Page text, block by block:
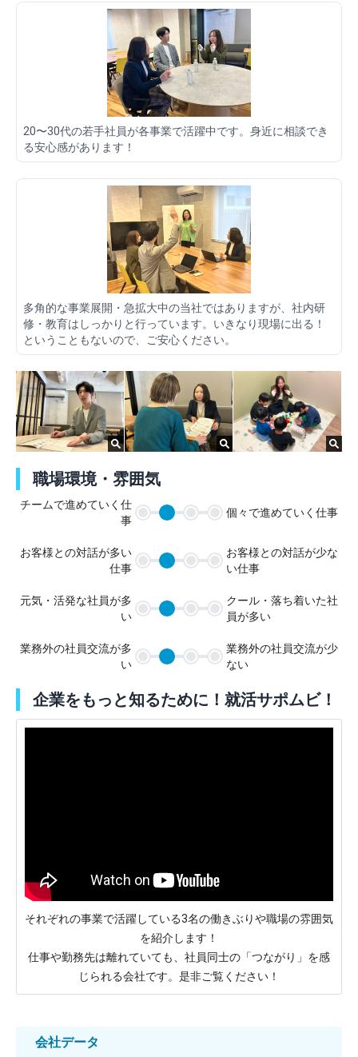
20〜30代の若手社員が各事業で活躍中です。身近に相談でき
る安心感があります！
多角的な事業展開・急拡大中の当社ではありますが、社内研
修・教育はしっかりと行っています。いきなり現場に出る！
ということもないので、ご安心ください。
職場環境・雰囲気
チームで進めていく仕
事
個々で進めていく仕事
お客様との対話が多い
仕事
お客様との対話が少な
い仕事
元気・活発な社員が多
い
クール・落ち着いた社
員が多い
業務外の社員交流が多
い
業務外の社員交流が少
ない
企業をもっと知るために！就活サポムビ！
それぞれの事業で活躍している3名の働きぶりや職場の雰囲気
を紹介します！
仕事や勤務先は離れていても、社員同士の「つながり」を感
じられる会社です。是非ご覧ください！
会社データ